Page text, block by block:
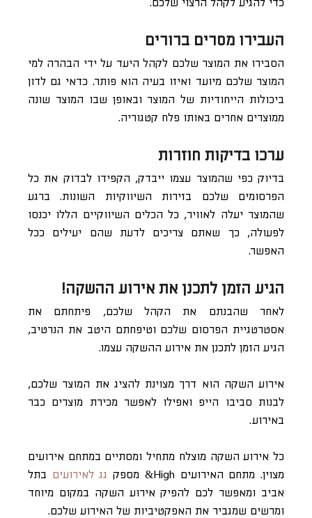
כדי להגיע לקהל הרצוי שלכם.
העבירו מסרים ברורים
הסבירו את המוצר שלכם לקהל היעד על ידי הבהרה למי
המוצר שלכם מיועד ואיזו בעיה הוא פותר. כדאי גם לדון
ביכולות הייחודיות של המוצר ובאופן שבו המוצר שונה
ממוצרים אחרים באותו פלח קטגוריה.
ערכו בדיקות חוזרות
בדיוק כפי שהמוצר עצמו ייבדק, הקפידו לבדוק את כל
הפרסומים שלכם בזירות השיווקיות השונות. ברגע
שהמוצר יעלה לאוויר, כל הכלים השיווקיים הללו יכנסו
לפעולה, כך שאתם צריכים לדעת שהם יעילים ככל
האפשר.
הגיע הזמן לתכנן את אירוע ההשקה!
לאחר שהבנתם את הקהל שלכם, פיתחתם את
אסטרטגיית הפרסום שלכם וטיפחתם היטב את הנרטיב,
הגיע הזמן לתכנן את אירוע ההשקה עצמו.
אירוע השקה הוא דרך מצוינת להציג את המוצר שלכם,
לבנות סביבו הייפ ואפילו לאפשר מכירת מוצרים כבר
באירוע.
כל אירוע השקה מוצלח מתחיל ומסתיים במתחם אירועים
מצוין. מתחם האירועים High& מספק
גג לאירועים בתל
אביב ומאפשר לכם להפיק אירוע השקה במקום מיוחד
ומרשים שמגביר את האפקטיביות של האירוע שלכם.